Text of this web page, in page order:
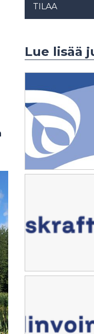
TILAA
Lue lisää